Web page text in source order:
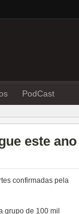
PodCast
este ano
confirmadas pela
grupo de 100 mil